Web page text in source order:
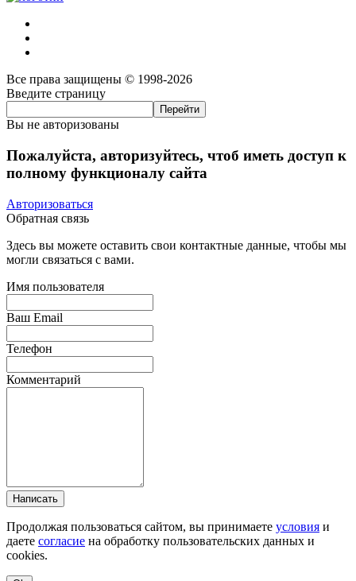
Все права защищены © 1998-2026
Введите страницу
Вы не авторизованы
Пожалуйста, авторизуйтесь, чтоб иметь доступ к
полному функционалу сайта
Авторизоваться
Обратная связь
Здесь вы можете оставить свои контактные данные, чтобы мы
могли связаться с вами.
Имя пользователя
Ваш Email
Телефон
Комментарий
Написать
Продолжая пользоваться сайтом, вы принимаете условия и
даете согласие на обработку пользовательских данных и
cookies.